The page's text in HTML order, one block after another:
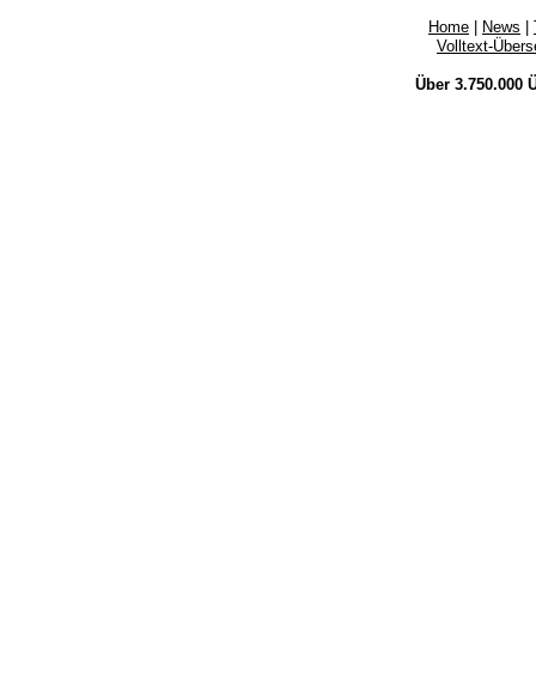
Home News
Volltext-
Über 3.750.000